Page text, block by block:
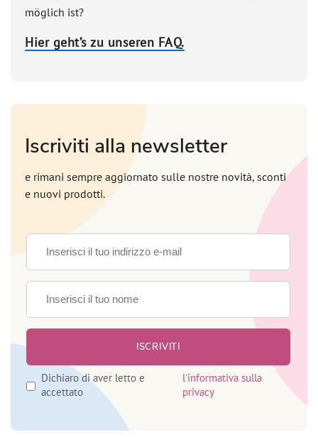
möglich ist?
Hier geht’s zu unseren FAQ.
Iscriviti alla newsletter
e rimani sempre aggiornato sulle nostre novità, sconti
e nuovi prodotti.
Dichiaro di aver letto e
accettato
l'informativa sulla
privacy